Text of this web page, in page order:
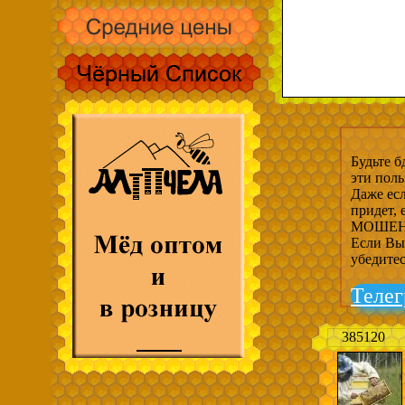
Будьте
эти
Даже
придет,
Если Вы
385120